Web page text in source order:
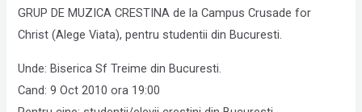
GRUP DE MUZICA CRESTINA de la Campus Crusade for
Christ (Alege Viata), pentru studentii din Bucuresti.
Unde: Biserica Sf Treime din Bucuresti.
Cand: 9 Oct 2010 ora 19:00